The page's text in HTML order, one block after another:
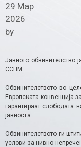
29 Мар
2026
by
Јавното обвинителство
ССНМ.
Обвинителството во
Европската конвенција
гарантираат слободата
јавноста.
Обвинителството ги
услови за нивно